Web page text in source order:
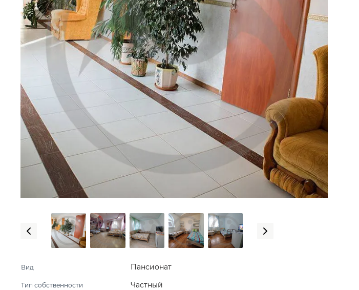
Вид Пансионат
Тип собственности Частный